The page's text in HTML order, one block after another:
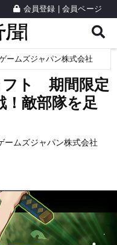
会員登録 会員ページ
ームズジャパン株式会社
フト 期間限定
！敵部隊を足
ームズジャパン株式会社